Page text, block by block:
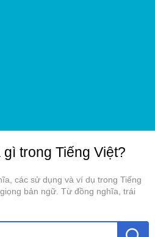
gì trong Tiếng Việt?
các sử dụng và ví dụ trong Tiếng
bản ngữ. Từ đồng nghĩa, trái